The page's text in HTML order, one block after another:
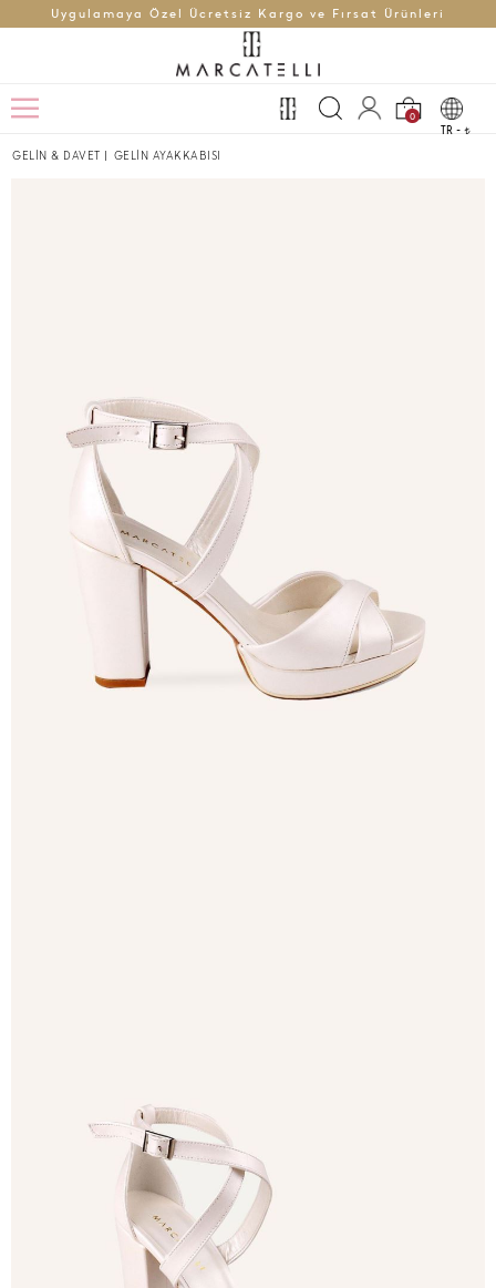
Uygulamaya Özel Ücretsiz Kargo ve Fırsat Ürünleri
0
TR - t
GELİN & DAVET | GELİN AYAKKABISI